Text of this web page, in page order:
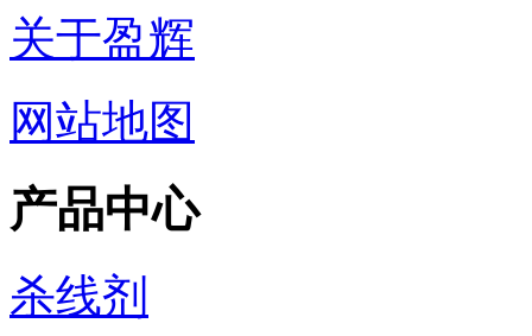
关于盈辉
网站地图
产品中心
杀线剂